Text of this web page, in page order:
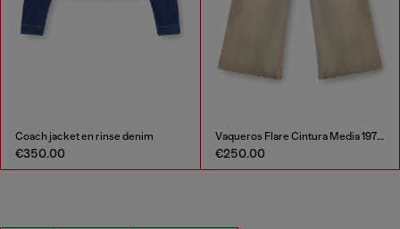
Coach jacket en rinse denim
€350.00
Vaqueros Flare Cintura Media 1978 D-Akemi
€250.00